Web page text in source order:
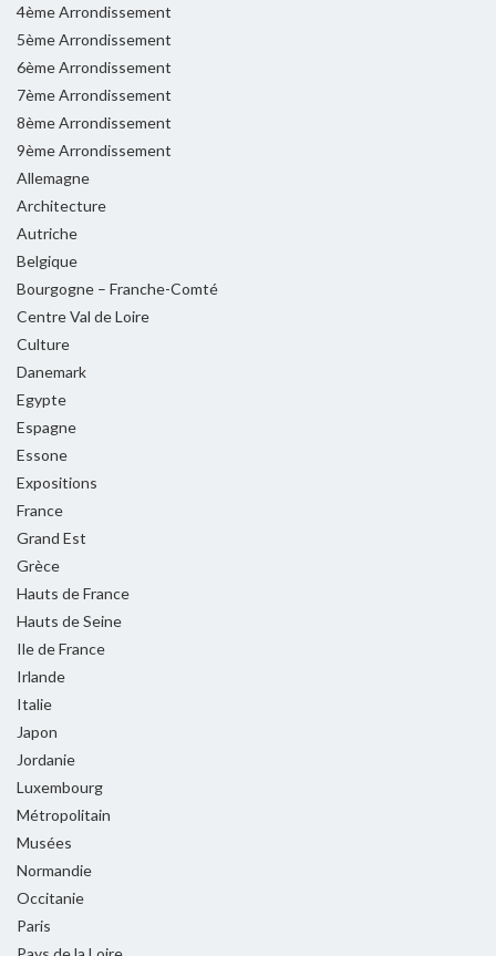
4ème Arrondissement
5ème Arrondissement
6ème Arrondissement
7ème Arrondissement
8ème Arrondissement
9ème Arrondissement
Allemagne
Architecture
Autriche
Belgique
Bourgogne – Franche-Comté
Centre Val de Loire
Culture
Danemark
Egypte
Espagne
Essone
Expositions
France
Grand Est
Grèce
Hauts de France
Hauts de Seine
Ile de France
Irlande
Italie
Japon
Jordanie
Luxembourg
Métropolitain
Musées
Normandie
Occitanie
Paris